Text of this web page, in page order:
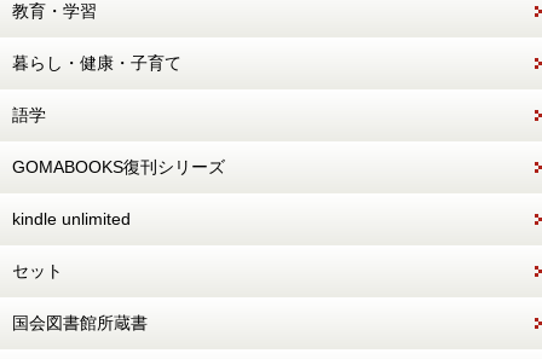
教育・学習
暮らし・健康・子育て
語学
GOMABOOKS復刊シリーズ
kindle unlimited
セット
国会図書館所蔵書